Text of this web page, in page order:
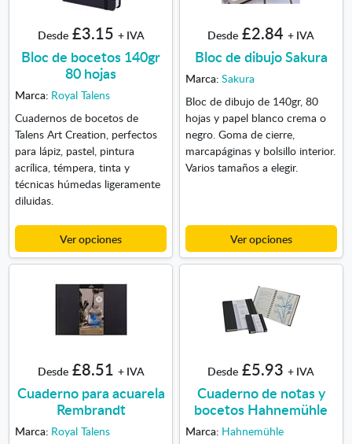
Desde £3.15 + IVA
Bloc de bocetos 140gr
80 hojas
Marca: Royal Talens
Cuadernos de bocetos de
Talens Art Creation, perfectos
para lápiz, pastel, pintura
acrílica, témpera, tinta y
técnicas húmedas ligeramente
diluidas.
Ver opciones
Desde £2.84 + IVA
Bloc de dibujo Sakura
Marca: Sakura
Bloc de dibujo de 140gr, 80
hojas y papel blanco crema o
negro. Goma de cierre,
marcapáginas y bolsillo interior.
Varios tamaños a elegir.
Ver opciones
Desde £8.51 + IVA
Cuaderno para acuarela
Rembrandt
Marca: Royal Talens
Desde £5.93 + IVA
Cuaderno de notas y
bocetos Hahnemühle
Marca: Hahnemühle